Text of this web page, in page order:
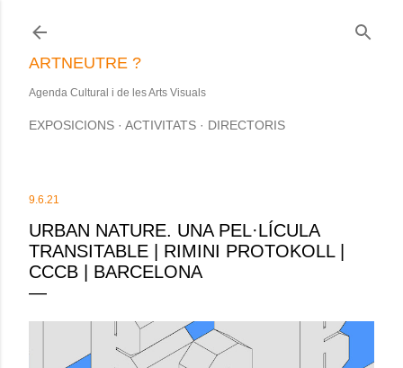
ARTNEUTRE ?
Agenda Cultural i de les Arts Visuals
EXPOSICIONS ACTIVITATS DIRECTORIS
9.6.21
URBAN NATURE. UNA PEL·LÍCULA
TRANSITABLE | RIMINI PROTOKOLL |
CCCB | BARCELONA